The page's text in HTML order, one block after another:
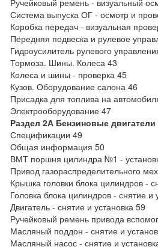
Ручейковый ремень - визуальный
Система выпуска ОГ - осмотр и
Коробка передач - визуальная
Передняя подвеска и рулевое
Гидроусилитель рулевого
Тормоза. Шины. Колеса 43
Колеса и шины - проверка 45
Кузов. Оборудование салона 46
Присадка для топлива на
Электрооборудование 47
Раздел 2А Бензиновые
Спецификации 49
Общая информация 50
ВМТ поршня цилиндра №1 -
Привод газораспределительного
Крышка головки блока цилиндров -
Головка блока цилиндров - снятие и
Двигатель - снятие и установка 59
Ручейковый ремень привода
Масляный поддон - снятие и
Масляный насос - снятие и